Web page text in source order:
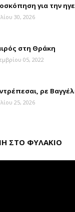
για την
30, 2026
στη Θράκη
05, 2022
ρε
25, 2026
ΣΤΟ ΦΥΛΑΚΙΟ